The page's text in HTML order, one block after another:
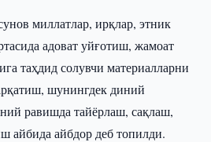
миллатлар, ирқлар, этник
адоват уйғотиш, жамоат
таҳдид солувчи материалларни
шунингдек диний
равишда тайёрлаш, сақлаш,
айбида айбдор деб топилди.